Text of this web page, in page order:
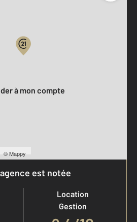
©Mappy
à mon compte
est notée
Location
Gestion